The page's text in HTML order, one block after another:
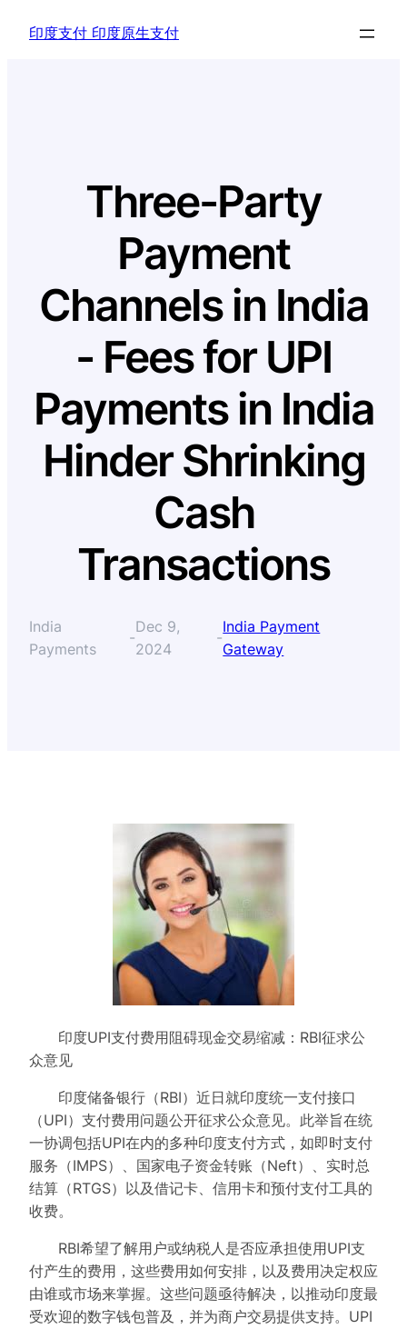
印度支付 印度原生支付
Three-Party
Payment
Channels in India
- Fees for UPI
Payments in India
Hinder Shrinking
Cash
Transactions
India
Payments
-
Dec 9,
2024
-
India Payment
Gateway
印度UPI支付费用阻碍现金交易缩减：RBI征求公
众意见
印度储备银行（RBI）近日就印度统一支付接口
（UPI）支付费用问题公开征求公众意见。此举旨在统
一协调包括UPI在内的多种印度支付方式，如即时支付
服务（IMPS）、国家电子资金转账（Neft）、实时总
结算（RTGS）以及借记卡、信用卡和预付支付工具的
收费。
RBI希望了解用户或纳税人是否应承担使用UPI支
付产生的费用，这些费用如何安排，以及费用决定权应
由谁或市场来掌握。这些问题亟待解决，以推动印度最
受欢迎的数字钱包普及，并为商户交易提供支持。UPI